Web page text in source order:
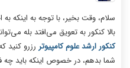
سلام، وقت بخیر، با توجه به اینکه به
بالا کنکور به تعویق می‌افتد بله
کنکور ارشد علوم کامپیوتر رزرو کنید
شما بدهم، در خصوص اینکه باید چه